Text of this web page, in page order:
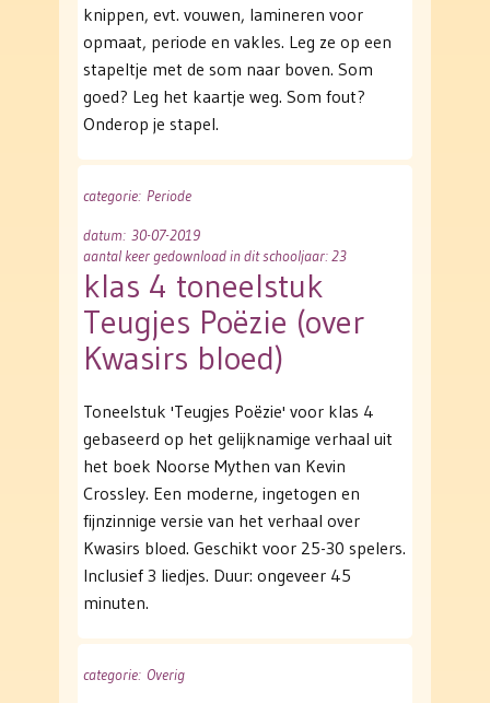
knippen, evt. vouwen, lamineren voor
opmaat, periode en vakles. Leg ze op een
stapeltje met de som naar boven. Som
goed? Leg het kaartje weg. Som fout?
Onderop je stapel.
categorie: Periode
datum: 30-07-2019
aantal keer gedownload in dit schooljaar: 23
klas 4 toneelstuk
Teugjes Poëzie (over
Kwasirs bloed)
Toneelstuk 'Teugjes Poëzie' voor klas 4
gebaseerd op het gelijknamige verhaal uit
het boek Noorse Mythen van Kevin
Crossley. Een moderne, ingetogen en
fijnzinnige versie van het verhaal over
Kwasirs bloed. Geschikt voor 25-30 spelers.
Inclusief 3 liedjes. Duur: ongeveer 45
minuten.
categorie: Overig